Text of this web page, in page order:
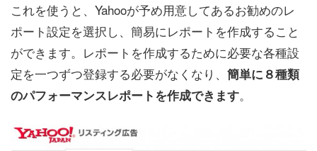
これを使うと、Yahooが予め用意してあるお勧めのレ
ポート設定を選択し、簡易にレポートを作成すること
ができます。レポートを作成するために必要な各種設
定を一つずつ登録する必要がなくなり、 簡単に８種類
のパフォーマンスレポートを作成できます。